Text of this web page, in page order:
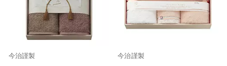
今治謹製 今治謹製